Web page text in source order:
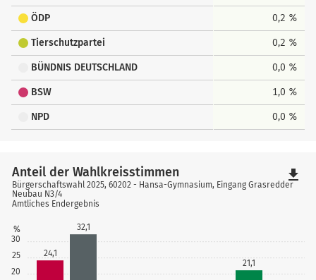
ÖDP 0,2 %
Tierschutzpartei 0,2 %
BÜNDNIS DEUTSCHLAND 0,0 %
BSW 1,0 %
NPD 0,0 %
20
25
30
%
24,1
32,1
21,1
Anteil der Wahlkreisstimmen
Bürgerschaftswahl 2025, 60202 - Hansa-Gymnasium, Eingang Grasredder
Neubau N3/4
Amtliches Endergebnis
file_download